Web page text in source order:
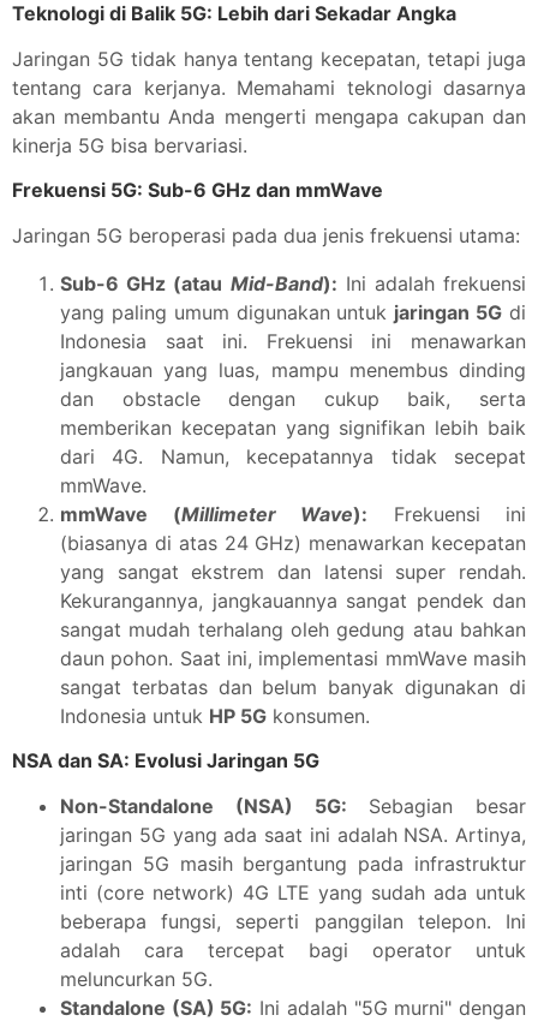
Teknologi di Balik 5G: Lebih dari Sekadar Angka
Jaringan 5G tidak hanya tentang kecepatan, tetapi juga
tentang cara kerjanya. Memahami teknologi dasarnya
akan membantu Anda mengerti mengapa cakupan dan
kinerja 5G bisa bervariasi.
Frekuensi 5G: Sub-6 GHz dan mmWave
Jaringan 5G beroperasi pada dua jenis frekuensi utama:
Sub-6 GHz (atau Mid-Band): Ini adalah frekuensi
yang paling umum digunakan untuk jaringan 5G di
Indonesia saat ini. Frekuensi ini menawarkan
jangkauan yang luas, mampu menembus dinding
dan obstacle dengan cukup baik, serta
memberikan kecepatan yang signifikan lebih baik
dari 4G. Namun, kecepatannya tidak secepat
mmWave.
mmWave (Millimeter Wave): Frekuensi ini
(biasanya di atas 24 GHz) menawarkan kecepatan
yang sangat ekstrem dan latensi super rendah.
Kekurangannya, jangkauannya sangat pendek dan
sangat mudah terhalang oleh gedung atau bahkan
daun pohon. Saat ini, implementasi mmWave masih
sangat terbatas dan belum banyak digunakan di
Indonesia untuk HP 5G konsumen.
NSA dan SA: Evolusi Jaringan 5G
Non-Standalone (NSA) 5G: Sebagian besar
jaringan 5G yang ada saat ini adalah NSA. Artinya,
jaringan 5G masih bergantung pada infrastruktur
inti (core network) 4G LTE yang sudah ada untuk
beberapa fungsi, seperti panggilan telepon. Ini
adalah cara tercepat bagi operator untuk
meluncurkan 5G.
Standalone (SA) 5G: Ini adalah "5G murni" dengan